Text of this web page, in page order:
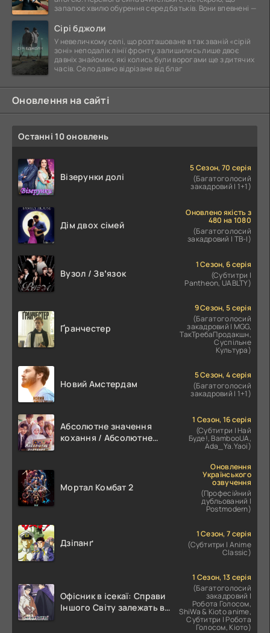
запалює хвилю обурення серед батьків. Вони впевнені —
Сірі бджоли
У невеличкому селі, що розташоване в так званій «сірій
зоні» неподалік лінії фронту, залишились лише двоє
давніх знайомих, які колись були ворогами ще з дитячих
часів. Село давно відрізане від благ
Оновлення на сайті
Останні 10 оновлень
Візерунки долі
5 Сезон, 70 серія
(Багатоголосий
закадровий | 1+1)
Дім двох сімей
Оновлено якість з
480 на 1080
(Багатоголосий
закадровий | ТВ-І)
Вузол / Звʼязок
1 Сезон, 6 серія
(Субтитри |
Pantheon, UABLTY)
Ґранчестер
9 Сезон, 5 серія
(Багатоголосий
закадровий | MGG,
ТакТребаПродакшн,
Суспільне
Культура)
Новий Амстердам
5 Сезон, 4 серія
(Багатоголосий
закадровий | 1+1)
Абсолютне значення
кохання / Абсолютне
1 Сезон, 16 серія
(Субтитри | Най
Буде!, BambooUA,
Ada_Ya.Yaoi)
Мортал Комбат 2
Оновлення
Українського
озвучення
(Професійний
дубльований |
Postmodern)
Дзіпанґ
1 Сезон, 7 серія
(Субтитри | Anime
Classic)
Офісник в ісекаї: Справи
Іншого Світу залежать від
1 Сезон, 13 серія
(Багатоголосий
закадровий |
Робота Голосом,
ShiWa & Kioto anime,
Субтитри | Робота
Голосом, Кіото)